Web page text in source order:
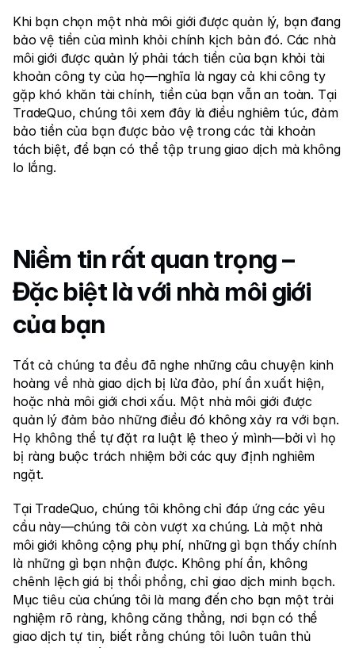
Khi bạn chọn một nhà môi giới được quản lý, bạn đang
bảo vệ tiền của mình khỏi chính kịch bản đó. Các nhà
môi giới được quản lý phải tách tiền của bạn khỏi tài
khoản công ty của họ—nghĩa là ngay cả khi công ty
gặp khó khăn tài chính, tiền của bạn vẫn an toàn. Tại
TradeQuo, chúng tôi xem đây là điều nghiêm túc, đảm
bảo tiền của bạn được bảo vệ trong các tài khoản
tách biệt, để bạn có thể tập trung giao dịch mà không
lo lắng.
Niềm tin rất quan trọng –
Đặc biệt là với nhà môi giới
của bạn
Tất cả chúng ta đều đã nghe những câu chuyện kinh
hoàng về nhà giao dịch bị lừa đảo, phí ẩn xuất hiện,
hoặc nhà môi giới chơi xấu. Một nhà môi giới được
quản lý đảm bảo những điều đó không xảy ra với bạn.
Họ không thể tự đặt ra luật lệ theo ý mình—bởi vì họ
bị ràng buộc trách nhiệm bởi các quy định nghiêm
ngặt.
Tại TradeQuo, chúng tôi không chỉ đáp ứng các yêu
cầu này—chúng tôi còn vượt xa chúng. Là một nhà
môi giới không cộng phụ phí, những gì bạn thấy chính
là những gì bạn nhận được. Không phí ẩn, không
chênh lệch giá bị thổi phồng, chỉ giao dịch minh bạch.
Mục tiêu của chúng tôi là mang đến cho bạn một trải
nghiệm rõ ràng, không căng thẳng, nơi bạn có thể
giao dịch tự tin, biết rằng chúng tôi luôn tuân thủ